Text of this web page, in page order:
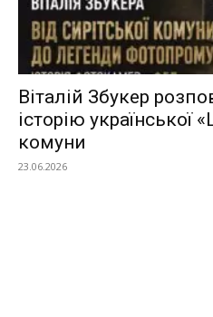
Віталій Збукер
історію української
комуни
23.06.2026